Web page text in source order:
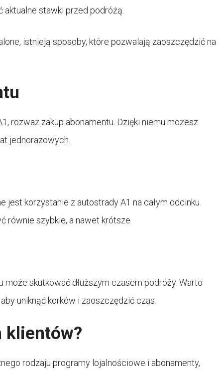
stawki przed podróżą.
istnieją sposoby, które pozwalają zaoszczędzić na
rozważ zakup abonamentu. Dzięki niemu możesz
jednorazowych.
korzystanie z autostrady A1 na całym odcinku.
równie szybkie, a nawet krótsze.
skutkować dłuższym czasem podróży. Warto
uniknąć korków i zaoszczędzić czas.
klientów?
rodzaju programy lojalnościowe i abonamenty,